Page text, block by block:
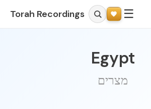
Torah Recordings ☰
Egypt
מצרים